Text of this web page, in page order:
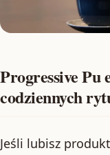
Progressive Pu
codziennych
Jeśli lubisz